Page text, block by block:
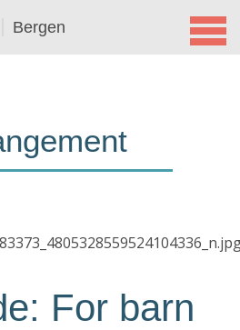
Bergen
For barn